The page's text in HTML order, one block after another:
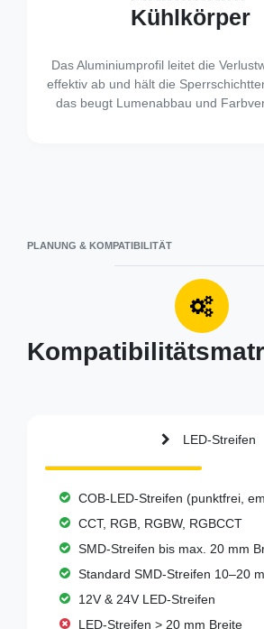
Kühlkörper
Das Aluminiumprofil leitet die
effektiv ab und hält die
das beugt Lumenabbau und
PLANUNG & KOMPATIBILITÄT
LED-Streifen
COB-LED-Streifen (punktfrei,
CCT, RGB, RGBW, RGBCCT
SMD-Streifen bis max. 20 mm
Standard SMD-Streifen 10–20
12V & 24V LED-Streifen
LED-Streifen > 20 mm Breite